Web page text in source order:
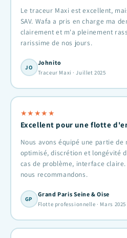
Le traceur Maxi est excellent,
SAV. Wafa a pris en charge ma
clairement et m'a pleinement
rarissime de nos jours.
JO
Johnito
Traceur Maxi · Juillet 2025
★★ ★★ ★
Excellent pour une flotte
Nous avons équipé une partie
optimisé, discrétion et longévité
cas de problème, interface
nous recommandons.
GP
Grand Paris Seine & Oise
Flotte professionnelle · Mars 2025